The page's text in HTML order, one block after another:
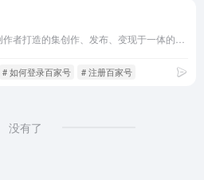
# 如何登录百家号 # 注册百家号
没有了